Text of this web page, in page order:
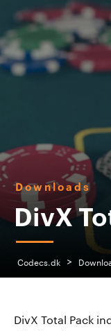
Downloads
DivX
Codecs.dk >
DivX Total Pack